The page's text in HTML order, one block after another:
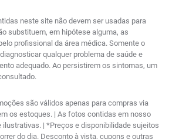
neste site não devem ser usadas para
substituem, em hipótese alguma, as
profissional da área médica. Somente o
qualquer problema de saúde e
adequado. Ao persistirem os sintomas, um
são válidos apenas para compras via
os estoques. | As fotos contidas em nosso
ilustrativas. | *Preços e disponibilidade sujeitos
do dia. Desconto à vista, cupons e outras